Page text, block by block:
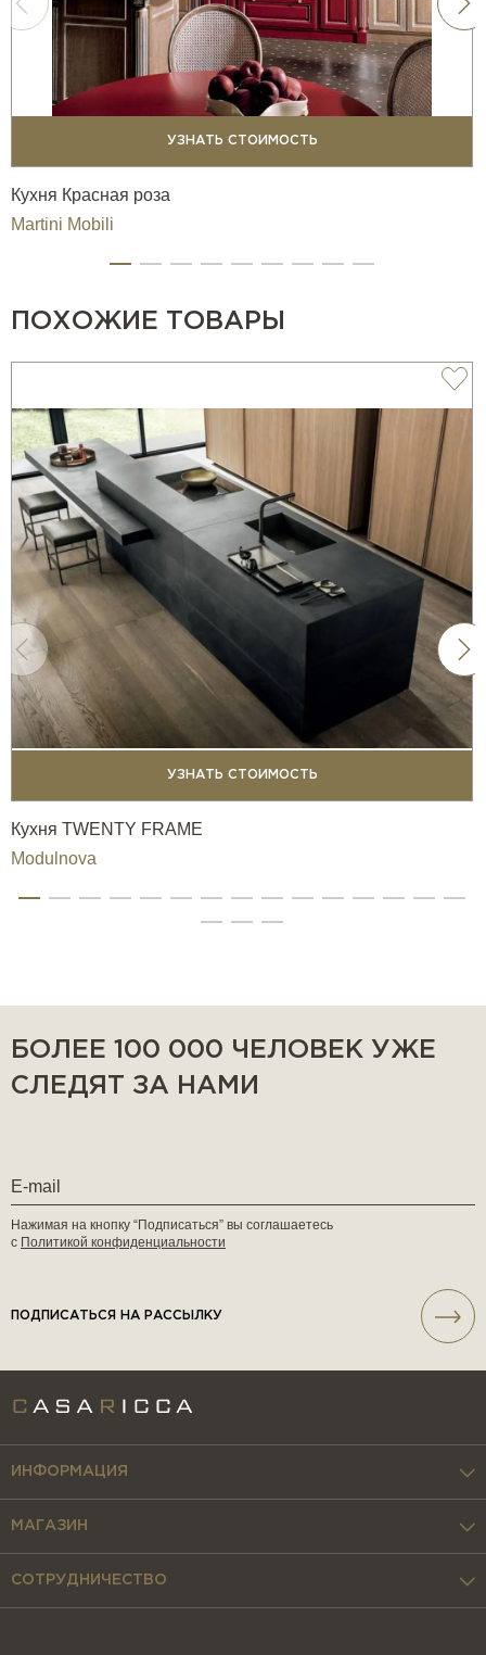
УЗНАТЬ СТОИМОСТЬ
Кухня Красная роза
Martini Mobili
ПОХОЖИЕ ТОВАРЫ
УЗНАТЬ СТОИМОСТЬ
Кухня TWENTY FRAME
Modulnova
БОЛЕЕ 100 000 ЧЕЛОВЕК УЖЕ
СЛЕДЯТ ЗА НАМИ
Нажимая на кнопку “Подписаться” вы соглашаетесь
с Политикой конфиденциальности
ПОДПИСАТЬСЯ НА РАССЫЛКУ
ИНФОРМАЦИЯ
МАГАЗИН
СОТРУДНИЧЕСТВО